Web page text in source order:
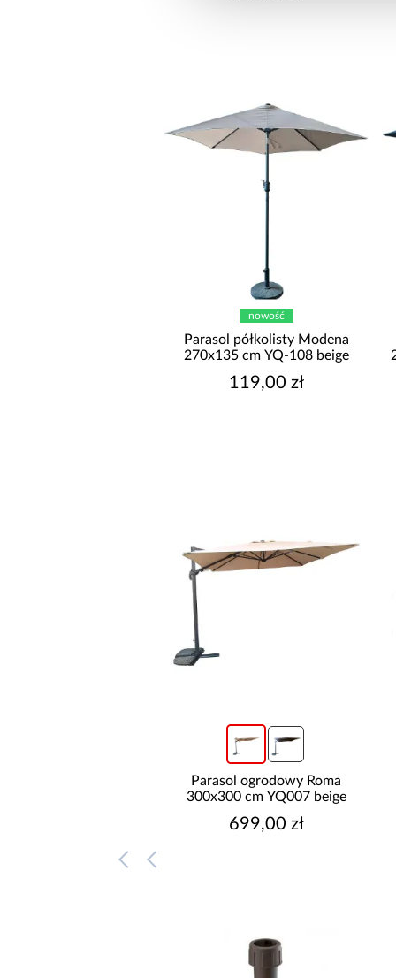
nowość
Parasol półkolisty Modena
270x135 cm YQ-108 beige
119,00 zł
Parasol ogrodowy Roma
300x300 cm YQ007 beige
699,00 zł